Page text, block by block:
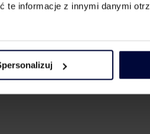
te informacje z innymi danymi
o-zwolnienie-dla-